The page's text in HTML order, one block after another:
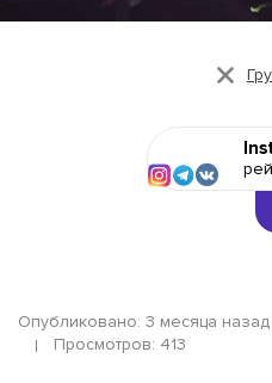
Опубликовано: 3 месяца назад
Просмотров: 413